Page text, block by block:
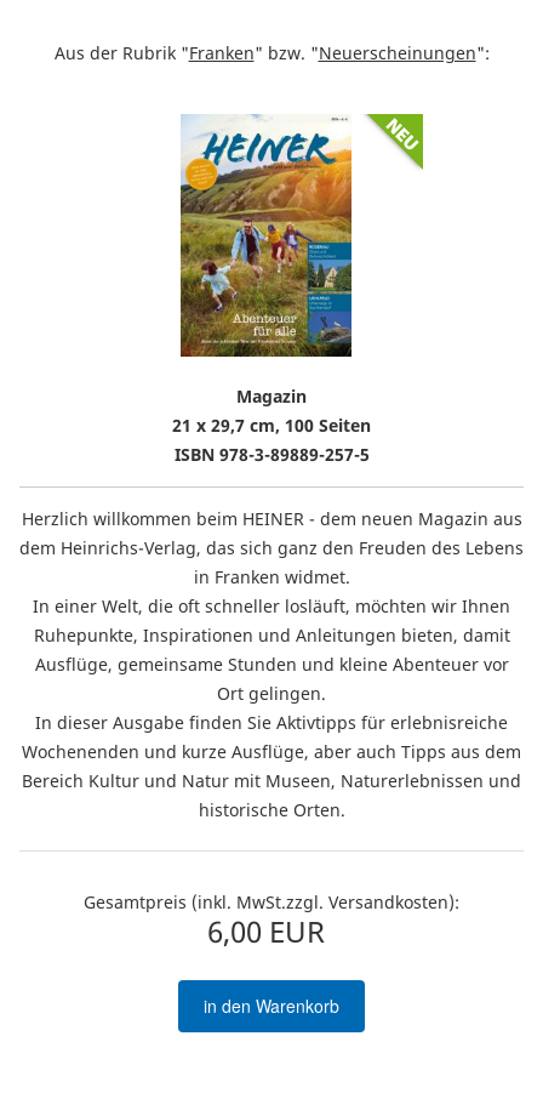
Aus der Rubrik "Franken" bzw. "Neuerscheinungen":
Magazin
21 x 29,7 cm, 100 Seiten
ISBN 978-3-89889-257-5
Herzlich willkommen beim HEINER - dem neuen Magazin aus
dem Heinrichs-Verlag, das sich ganz den Freuden des Lebens
in Franken widmet.
In einer Welt, die oft schneller losläuft, möchten wir Ihnen
Ruhepunkte, Inspirationen und Anleitungen bieten, damit
Ausflüge, gemeinsame Stunden und kleine Abenteuer vor
Ort gelingen.
In dieser Ausgabe finden Sie Aktivtipps für erlebnisreiche
Wochenenden und kurze Ausflüge, aber auch Tipps aus dem
Bereich Kultur und Natur mit Museen, Naturerlebnissen und
historische Orten.
Gesamtpreis (inkl. MwSt.zzgl. Versandkosten):
6,00 EUR
in den Warenkorb